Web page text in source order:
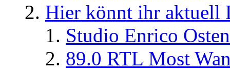
Hier könnt ihr aktuell
Studio Enrico
89.0 RTL Most